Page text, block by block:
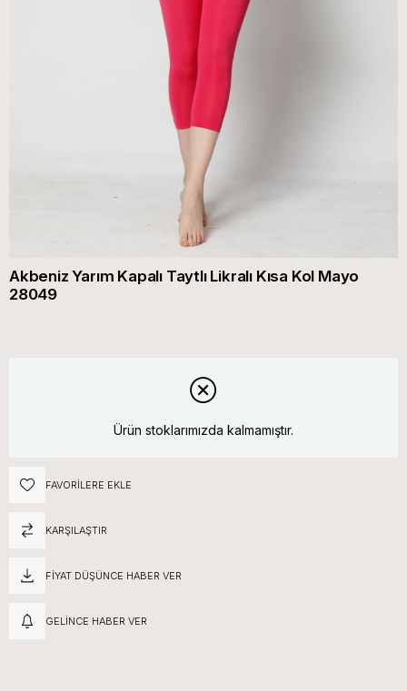
Akbeniz Yarım Kapalı Taytlı Likralı Kısa Kol Mayo
28049
Ürün stoklarımızda kalmamıştır.
FAVORILERE EKLE
KARŞILAŞTIR
FIYAT DÜŞÜNCE HABER VER
GELINCE HABER VER